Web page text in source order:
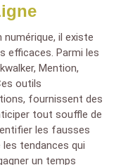
il existe
efficaces. Parmi les
Mention,
outils
fournissent des
tout souffle de
les fausses
tendances qui
un temps